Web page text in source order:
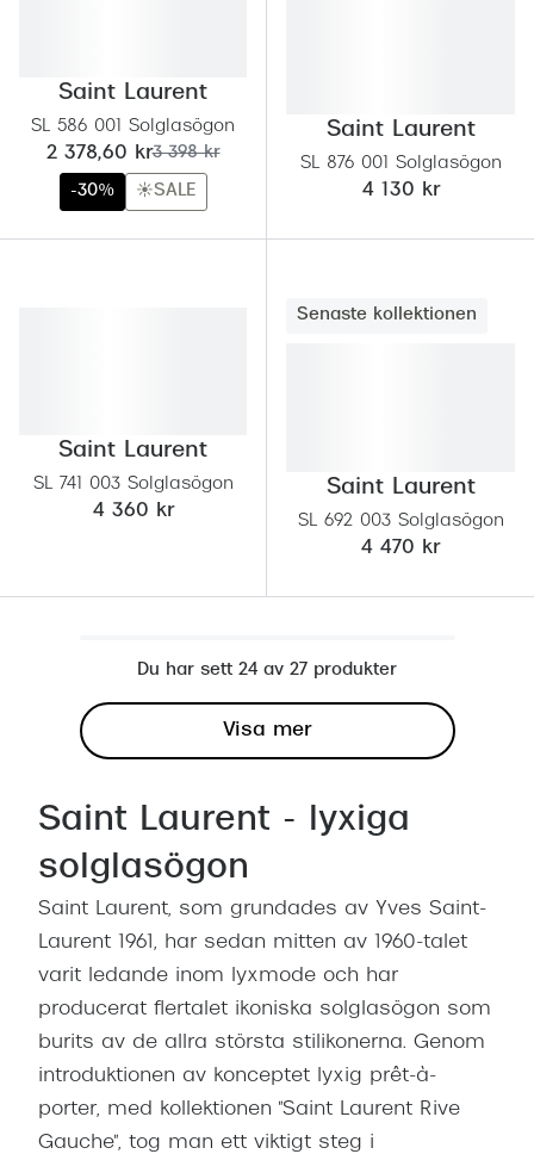
Saint Laurent
SL 586 001 Solglasögon
nu:
2 378,60 krtidigare pris:
3 398 kr
-30% ☀️SALE
Saint Laurent
SL 876 001 Solglasögon
4 130 kr
Saint Laurent
SL 741 003 Solglasögon
4 360 kr
Senaste kollektionen
Saint Laurent
SL 692 003 Solglasögon
4 470 kr
Du har sett 24 av 27 produkter
Visa mer
Saint Laurent - lyxiga
solglasögon
Saint Laurent, som grundades av Yves Saint-
Laurent 1961, har sedan mitten av 1960-talet
varit ledande inom lyxmode och har
producerat flertalet ikoniska solglasögon som
burits av de allra största stilikonerna. Genom
introduktionen av konceptet lyxig prêt-à-
porter, med kollektionen "Saint Laurent Rive
Gauche", tog man ett viktigt steg i